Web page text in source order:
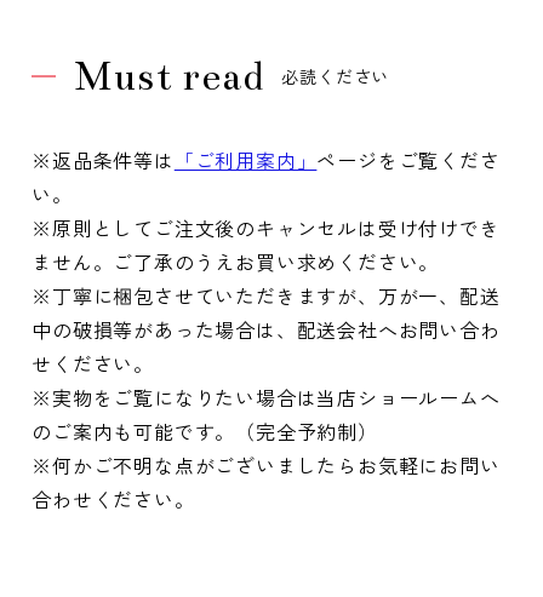
Must read 必読ください
※返品条件等は 「ご利用案内」 ページをご覧くださ
い。
※原則としてご注文後のキャンセルは受け付けでき
ません。ご了承のうえお買い求めください。
※丁寧に梱包させていただきますが、万が一、配送
中の破損等があった場合は、配送会社へお問い合わ
せください。
※実物をご覧になりたい場合は当店ショールームへ
のご案内も可能です。（完全予約制）
※何かご不明な点がございましたらお気軽にお問い
合わせください。